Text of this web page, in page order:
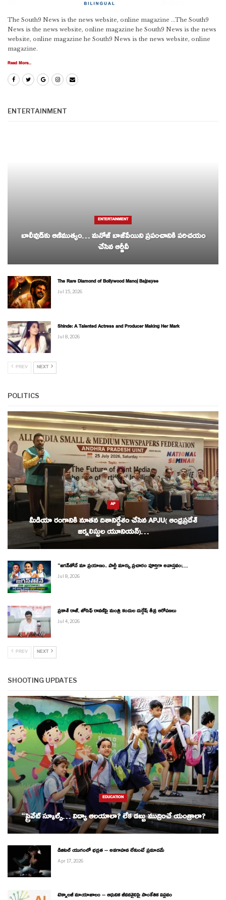
The South9 News is the news website, online magazine ...The South9
News is the news website, online magazine he South9 News is the news
website, online magazine he South9 News is the news website, online
magazine.
Read More...
ENTERTAINMENT
ENTERTAINMENT
బాలీవుడ్‌కు ఆణిముత్యం… మనోజ్ బాజ్‌పేయిని ప్రపంచానికి పరిచయం
చేసిన ఆర్జీవీ
The Rare Diamond of Bollywood Manoj Bajpayee
Jul 15, 2026
Shinde: A Talented Actress and Producer Making Her Mark
Jul 8, 2026
PREV NEXT
POLITICS
AP
మీడియా రంగానికి నూతన దిశానిర్దేశం చేసిన APJU( ఆంధ్రప్రదేశ్
జర్నలిస్టుల యూనియన్)…
“జగన్‌తోనే మా ప్రయాణం.. పార్టీ మార్పు ప్రచారం పూర్తిగా అవాస్తవం:…
Jul 8, 2026
ప్రకాశ్ రాజ్, జోసెఫ్ రావణ్‌పై మంత్రి కందుల దుర్గేష్ తీవ్ర ఆరోపణలు
Jul 4, 2026
PREV NEXT
SHOOTING UPDATES
EDUCATION
“ప్రైవేట్ స్కూల్స్… విద్యా ఆలయాలా? లేక డబ్బు ముద్రించే యంత్రాలా?
డిజిటల్ యుగంలో భద్రత – అవగాహన లేకుంటే ప్రమాదమే
Apr 17, 2026
టెక్నాలజీ మాయాజాలం – ఆధునిక జీవనశైలిపై సాంకేతిక విప్లవం